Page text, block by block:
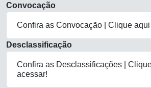
Convocação
Confira as Convocação | Clique
Desclassificação
Confira as Desclassificações |
acessar!